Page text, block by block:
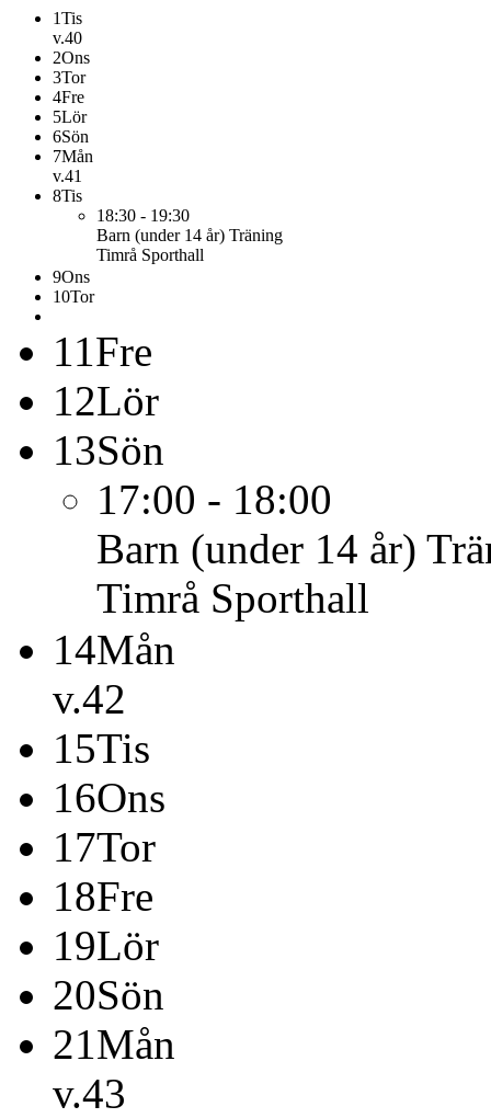
1Tis
v.40
2Ons
3Tor
4Fre
5Lör
6Sön
7Mån
v.41
8Tis
18:30 - 19:30
Barn (under 14 år) Träning
Timrå Sporthall
9Ons
10Tor
11Fre
12Lör
13Sön
17:00 - 18:00
Barn (under 14 år)
Timrå Sporthall
14Mån
v.42
15Tis
16Ons
17Tor
18Fre
19Lör
20Sön
21Mån
v.43